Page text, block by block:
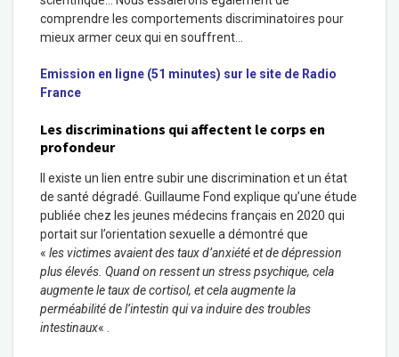
comprendre les comportements discriminatoires pour
mieux armer ceux qui en souffrent…
Emission en ligne (51 minutes) sur le site de Radio
France
Les discriminations qui affectent le corps en
profondeur
Il existe un lien entre subir une discrimination et un état
de santé dégradé. Guillaume Fond explique qu’une étude
publiée chez les jeunes médecins français en 2020 qui
portait sur l’orientation sexuelle a démontré que
« les victimes avaient des taux d’anxiété et de dépression
plus élevés. Quand on ressent un stress psychique, cela
augmente le taux de cortisol, et cela augmente la
perméabilité de l’intestin qui va induire des troubles
intestinaux« .